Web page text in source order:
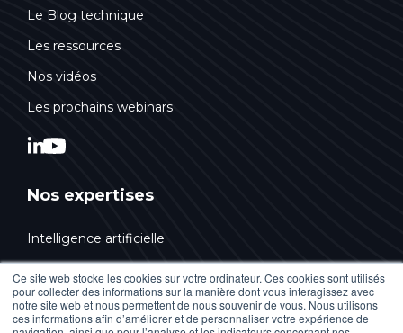
Ce site web stocke les cookies sur votre ordinateur. Ces cookies sont utilisés
pour collecter des informations sur la manière dont vous interagissez avec
notre site web et nous permettent de nous souvenir de vous. Nous utilisons
ces informations afin d’améliorer et de personnaliser votre expérience de
Le Blog technique
Les ressources
Nos vidéos
Les prochains webinars
Nos expertises
Intelligence artificielle
Conseil & Stratégie
Design & Innovation